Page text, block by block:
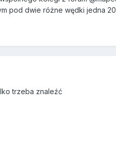
pod dwie różne wędki jedna
trzeba znaleźć